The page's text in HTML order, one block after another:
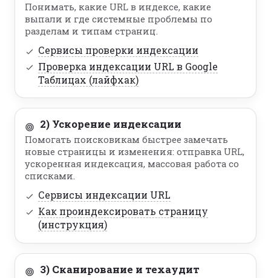
Понимать, какие URL в индексе, какие
выпали и где системные проблемы по
разделам и типам страниц.
Сервисы проверки индексации
Проверка индексации URL в Google
Таблицах (лайфхак)
2) Ускорение индексации
Помогать поисковикам быстрее замечать
новые страницы и изменения: отправка URL,
ускоренная индексация, массовая работа со
списками.
Сервисы индексации URL
Как проиндексировать страницу
(инструкция)
3) Сканирование и техаудит